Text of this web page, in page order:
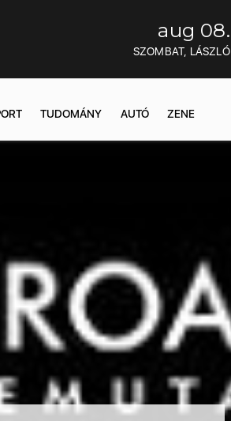
aug 08.
SZOMBAT, LÁSZLÓ
TUDOMÁNY AUTÓ ZENE